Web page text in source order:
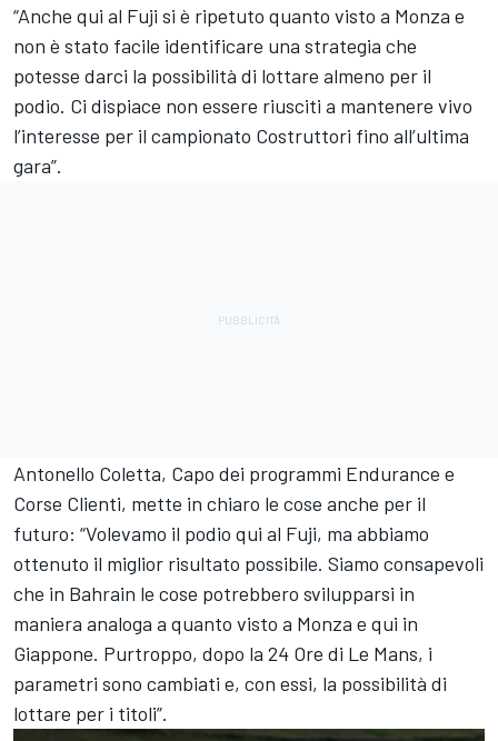
“Anche qui al Fuji si è ripetuto quanto visto a Monza e
non è stato facile identificare una strategia che
potesse darci la possibilità di lottare almeno per il
podio. Ci dispiace non essere riusciti a mantenere vivo
l’interesse per il campionato Costruttori fino all’ultima
gara”.
Antonello Coletta, Capo dei programmi Endurance e
Corse Clienti, mette in chiaro le cose anche per il
futuro: “Volevamo il podio qui al Fuji, ma abbiamo
ottenuto il miglior risultato possibile. Siamo consapevoli
che in Bahrain le cose potrebbero svilupparsi in
maniera analoga a quanto visto a Monza e qui in
Giappone. Purtroppo, dopo la 24 Ore di Le Mans, i
parametri sono cambiati e, con essi, la possibilità di
lottare per i titoli”.